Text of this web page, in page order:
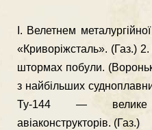
І. Велетнем
«Криворіжсталь». (Газ.)
штормах побули.
з найбільших
Ту-144 — велике
авіаконструкторів. (Газ.)